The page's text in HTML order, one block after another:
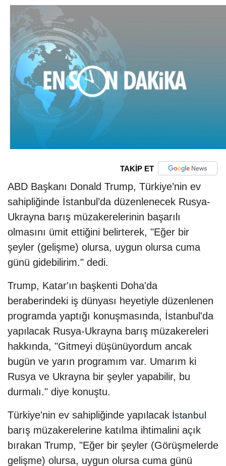
TAKİP ET
ABD Başkanı Donald Trump, Türkiye’nin ev
sahipliğinde İstanbul’da düzenlenecek Rusya-
Ukrayna barış müzakerelerinin başarılı
olmasını ümit ettiğini belirterek, "Eğer bir
şeyler (gelişme) olursa, uygun olursa cuma
günü gidebilirim." dedi.
Trump, Katar'ın başkenti Doha'da
beraberindeki iş dünyası heyetiyle düzenlenen
programda yaptığı konuşmasında, İstanbul'da
yapılacak Rusya-Ukrayna barış müzakereleri
hakkında, "Gitmeyi düşünüyordum ancak
bugün ve yarın programım var. Umarım ki
Rusya ve Ukrayna bir şeyler yapabilir, bu
durmalı." diye konuştu.
Türkiye'nin ev sahipliğinde yapılacak İstanbul
barış müzakerelerine katılma ihtimalini açık
bırakan Trump, "Eğer bir şeyler (Görüşmelerde
gelişme) olursa, uygun olursa cuma günü